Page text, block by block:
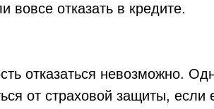
вовсе отказать в кредите.
отказаться невозможно.
от страховой защиты, если